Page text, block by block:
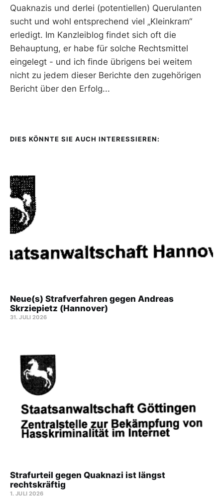
Quaknazis und derlei (potentiellen) Querulanten
sucht und wohl entsprechend viel „Kleinkram“
erledigt. Im Kanzleiblog findet sich oft die
Behauptung, er habe für solche Rechtsmittel
eingelegt - und ich finde übrigens bei weitem
nicht zu jedem dieser Berichte den zugehörigen
Bericht über den Erfolg...
DIES KÖNNTE SIE AUCH INTERESSIEREN:
Neue(s) Strafverfahren gegen Andreas
Skrziepietz (Hannover)
31. JULI 2026
Strafurteil gegen Quaknazi ist längst
rechtskräftig
1. JULI 2026